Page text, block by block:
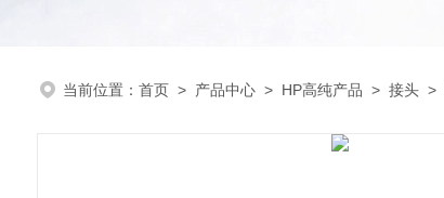
当前位置： 首页> 产品中心> HP高纯产品 > 接头>